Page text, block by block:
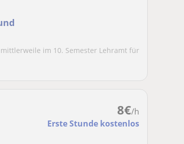
im 10. Semester Lehramt für
8€/h
Erste Stunde kostenlos